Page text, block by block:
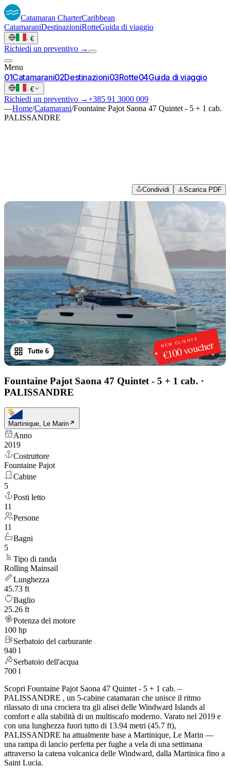
Catamaran CharterCaribbean
CatamaraniDestinazioniRotteGuida di viaggio
· €
Richiedi un preventivo →
Menu
01Catamarani02Destinazioni03Rotte04Guida di viaggio
· €
Richiedi un preventivo →+385 91 3000 009
—Home/Catamarani/Fountaine Pajot Saona 47 Quintet - 5 + 1 cab.
PALISSANDRE
Condividi Scarica PDF
NEW CLIENTS
€100 voucher
1 /6
Tutte 6
Fountaine Pajot Saona 47 Quintet - 5 + 1 cab. ·
PALISSANDRE
Martinique, Le Marin
Anno
2019
Costruttore
Fountaine Pajot
Cabine
5
Posti letto
11
Persone
11
Bagni
5
Tipo di randa
Rolling Mainsail
Lunghezza
45.73 ft
Baglio
25.26 ft
Potenza del motore
100 hp
Serbatoio del carburante
940 l
Serbatoio dell'acqua
700 l
Scopri Fountaine Pajot Saona 47 Quintet - 5 + 1 cab. –
PALISSANDRE , un 5-cabine catamaran che unisce il ritmo
rilassato di una crociera tra gli alisei delle Windward Islands al
comfort e alla stabilità di un multiscafo moderno. Varato nel 2019 e
con una lunghezza fuori tutto di 13.94 metri (45.7 ft),
PALISSANDRE ha attualmente base a Martinique, Le Marin —
una rampa di lancio perfetta per fughe a vela di una settimana
attraverso la catena vulcanica delle Windward, dalla Martinica fino a
Saint Lucia.